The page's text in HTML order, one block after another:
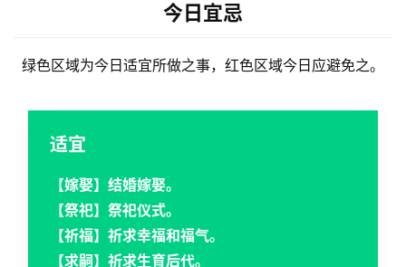
今日宜忌
绿色区域为今日适宜所做之事，红色区域今日应避免之。
适宜
【嫁娶】结婚嫁娶。
【祭祀】祭祀仪式。
【祈福】祈求幸福和福气。
【求嗣】祈求生育后代。